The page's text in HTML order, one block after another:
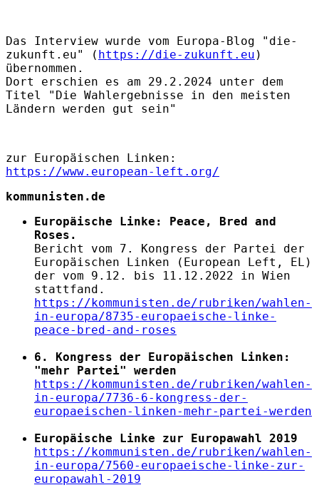
Das Interview wurde vom Europa-Blog "die-
zukunft.eu" ( https://die-zukunft.eu )
übernommen.
Dort erschien es am 29.2.2024 unter dem
Titel "Die Wahlergebnisse in den meisten
Ländern werden gut sein"
zur Europäischen Linken:
https://www.european-left.org/
kommunisten.de
Europäische Linke: Peace, Bred and
Roses.
Bericht vom 7. Kongress der Partei der
Europäischen Linken (European Left, EL)
der vom 9.12. bis 11.12.2022 in Wien
stattfand.
https://kommunisten.de/rubriken/wahlen-
in-europa/8735-europaeische-linke-
peace-bred-and-roses
6. Kongress der Europäischen Linken:
"mehr Partei" werden
https://kommunisten.de/rubriken/wahlen-
in-europa/7736-6-kongress-der-
europaeischen-linken-mehr-partei-werden
Europäische Linke zur Europawahl 2019
https://kommunisten.de/rubriken/wahlen-
in-europa/7560-europaeische-linke-zur-
europawahl-2019